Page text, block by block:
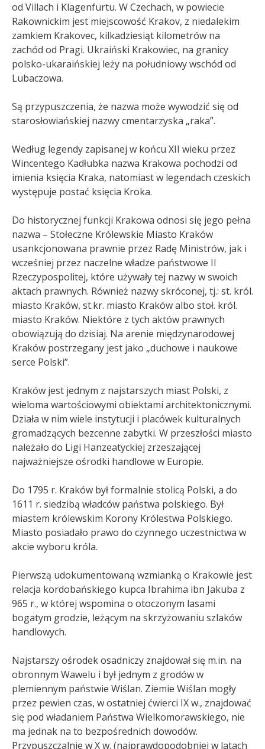
od Villach i Klagenfurtu. W Czechach, w powiecie
Rakownickim jest miejscowość Krakov, z niedalekim
zamkiem Krakovec, kilkadziesiąt kilometrów na
zachód od Pragi. Ukraiński Krakowiec, na granicy
polsko-ukaraińskiej leży na południowy wschód od
Lubaczowa.
Są przypuszczenia, że nazwa może wywodzić się od
starosłowiańskiej nazwy cmentarzyska „raka”.
Według legendy zapisanej w końcu XII wieku przez
Wincentego Kadłubka nazwa Krakowa pochodzi od
imienia księcia Kraka, natomiast w legendach czeskich
występuje postać księcia Kroka.
Do historycznej funkcji Krakowa odnosi się jego pełna
nazwa – Stołeczne Królewskie Miasto Kraków
usankcjonowana prawnie przez Radę Ministrów, jak i
wcześniej przez naczelne władze państwowe II
Rzeczypospolitej, które używały tej nazwy w swoich
aktach prawnych. Również nazwy skróconej, tj.: st. król.
miasto Kraków, st.kr. miasto Kraków albo stoł. król.
miasto Kraków. Niektóre z tych aktów prawnych
obowiązują do dzisiaj. Na arenie międzynarodowej
Kraków postrzegany jest jako „duchowe i naukowe
serce Polski”.
Kraków jest jednym z najstarszych miast Polski, z
wieloma wartościowymi obiektami architektonicznymi.
Działa w nim wiele instytucji i placówek kulturalnych
gromadzących bezcenne zabytki. W przeszłości miasto
należało do Ligi Hanzeatyckiej zrzeszającej
najważniejsze ośrodki handlowe w Europie.
Do 1795 r. Kraków był formalnie stolicą Polski, a do
1611 r. siedzibą władców państwa polskiego. Był
miastem królewskim Korony Królestwa Polskiego.
Miasto posiadało prawo do czynnego uczestnictwa w
akcie wyboru króla.
Pierwszą udokumentowaną wzmianką o Krakowie jest
relacja kordobańskiego kupca Ibrahima ibn Jakuba z
965 r., w której wspomina o otoczonym lasami
bogatym grodzie, leżącym na skrzyżowaniu szlaków
handlowych.
Najstarszy ośrodek osadniczy znajdował się m.in. na
obronnym Wawelu i był jednym z grodów w
plemiennym państwie Wiślan. Ziemie Wiślan mogły
przez pewien czas, w ostatniej ćwierci IX w., znajdować
się pod władaniem Państwa Wielkomorawskiego, nie
ma jednak na to bezpośrednich dowodów.
Przypuszczalnie w X w. (najprawdopodobniej w latach